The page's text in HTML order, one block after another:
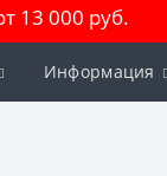
13 000 руб.
Информация